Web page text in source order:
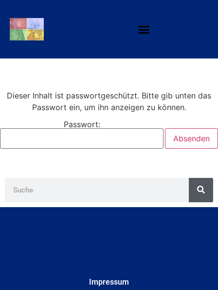
Dieser Inhalt ist passwortgeschützt. Bitte gib unten das
Passwort ein, um ihn anzeigen zu können.
Passwort:
Impressum